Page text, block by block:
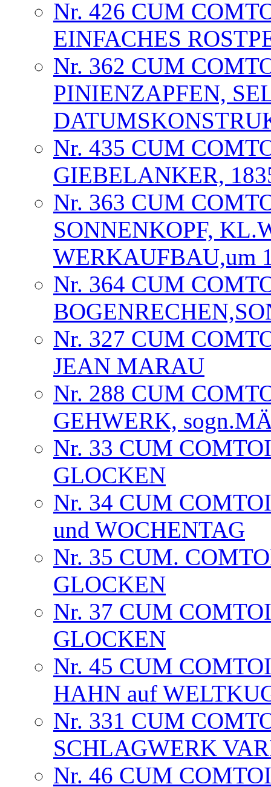
Nr. 426 CUM
EINFACHES
Nr. 362 CUM
PINIENZAPFEN,
Nr. 435 CUM
GIEBELANKER,
Nr. 363 CUM
SONNENKOPF,
WERKAUFBAU,um
Nr. 364 CUM
Nr. 327 CUM
JEAN MARAU
Nr. 288 CUM
GEHWERK,
Nr. 33 CUM
GLOCKEN
Nr. 34 CUM
und WOCHENTAG
Nr. 35 CUM.
GLOCKEN
Nr. 37 CUM
GLOCKEN
Nr. 45 CUM
HAHN auf
Nr. 331 CUM
SCHLAGWERK
Nr. 46 CUM